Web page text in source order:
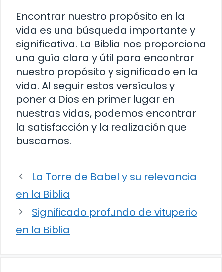
Encontrar nuestro propósito en la
vida es una búsqueda importante y
significativa. La Biblia nos proporciona
una guía clara y útil para encontrar
nuestro propósito y significado en la
vida. Al seguir estos versículos y
poner a Dios en primer lugar en
nuestras vidas, podemos encontrar
la satisfacción y la realización que
buscamos.
La Torre de Babel y su relevancia
en la Biblia
Significado profundo de vituperio
en la Biblia